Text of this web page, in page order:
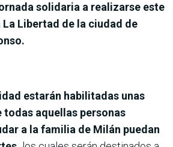
solidaria a realizarse este
La Libertad de la ciudad de
estarán habilitadas unas
todas aquellas personas
a la familia de Milán puedan